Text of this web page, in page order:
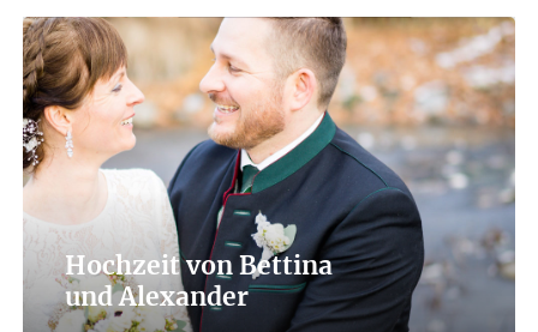
Hochzeit von Bettina
und Alexander